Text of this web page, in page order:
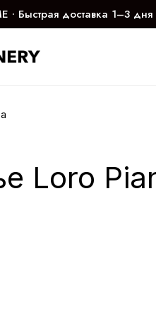
∙ Быстрая доставка 1–3 дня
Loro